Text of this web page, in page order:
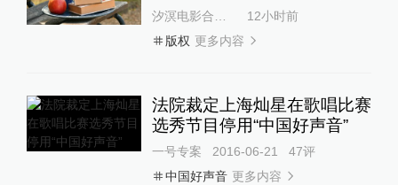
汐溟电影合同律师66
12小时前
版权 更多内容
法院裁定上海灿星在歌唱比赛
选秀节目停用“中国好声音”
一号专案 2016-06-21 47评
中国好声音 更多内容